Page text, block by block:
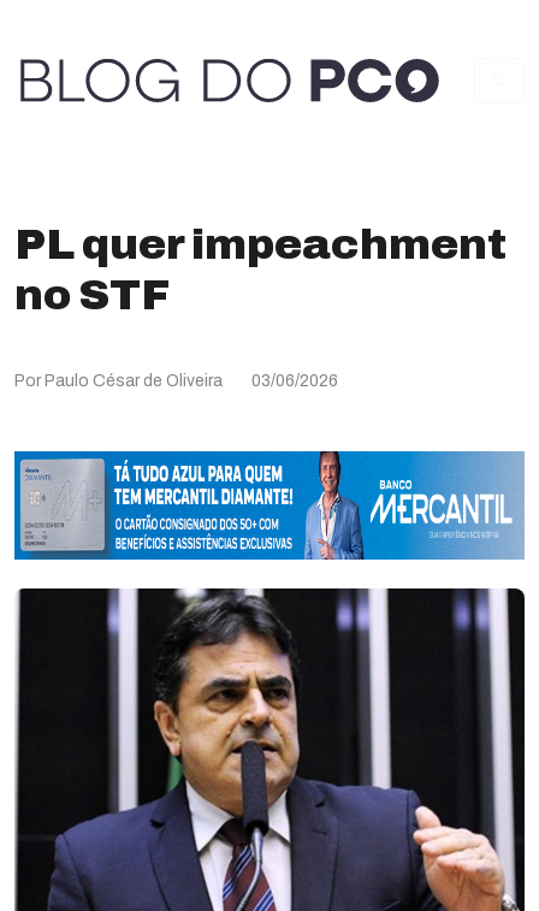
PL quer impeachment
no STF
Por Paulo César de Oliveira 03/06/2026